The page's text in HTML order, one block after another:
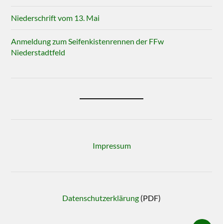
Niederschrift vom 13. Mai
Anmeldung zum Seifenkistenrennen der FFw
Niederstadtfeld
Impressum
Datenschutzerklärung (PDF)